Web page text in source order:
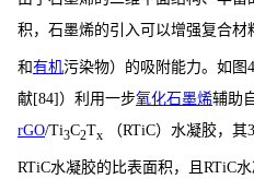
积，石墨烯的引入可以增强复合材
和有机污染物）的吸附能力。如图
献[84]）利用一步氧化石墨烯辅助
rGO/Ti3C2Tx （RTiC）水凝胶，
RTiC水凝胶的比表面积，且RTiC